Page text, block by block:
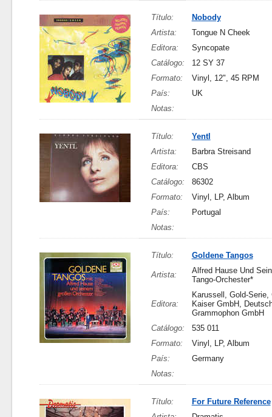
Título:
Nobody
Artista:
Tongue N Cheek
Editora:
Syncopate
Catálogo:
12 SY 37
Formato:
Vinyl, 12", 45 RPM
País:
UK
Notas:
Título:
Yentl
Artista:
Barbra Streisand
Editora:
CBS
Catálogo:
86302
Formato:
Vinyl, LP, Album
País:
Portugal
Notas:
Título: Goldene Tangos
Artista:
Alfred Hause Und
Tango-Orchester*
Editora:
Karussell, Gold-Serie,
Kaiser GmbH,
Grammophon GmbH
Catálogo:
535 011
Formato:
Vinyl, LP, Album
País:
Germany
Notas:
Título:
For Future Reference